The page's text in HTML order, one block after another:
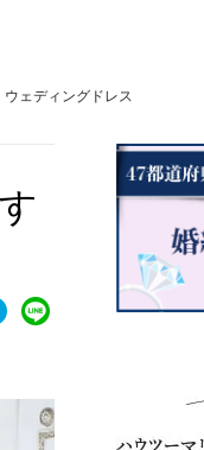
ウェディングドレス